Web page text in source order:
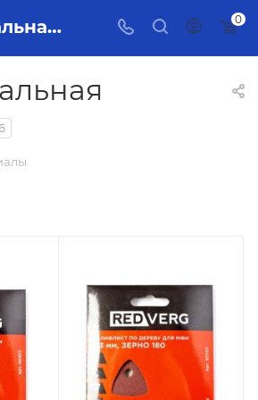
Шлифовальная бумага Тольятти - купить в интернет-магазине, каталог с ценами и характеристиками 0